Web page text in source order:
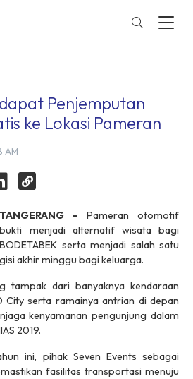
Penjemputan
ke Lokasi Pameran
AM
- Pameran otomotif
menjadi alternatif wisata bagi
serta menjadi salah satu
akhir minggu bagi keluarga.
tampak dari banyaknya kendaraan
City serta ramainya antrian di depan
kenyamanan pengunjung dalam
2019.
ini, pihak Seven Events sebagai
fasilitas transportasi menuju